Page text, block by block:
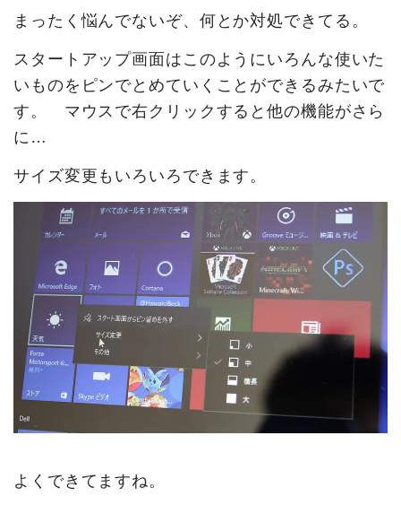
まったく悩んでないぞ、何とか対処できてる。
スタートアップ画面はこのようにいろんな使いた
いものをピンでとめていくことができるみたいで
す。 マウスで右クリックすると他の機能がさら
に…
サイズ変更もいろいろできます。
よくできてますね。